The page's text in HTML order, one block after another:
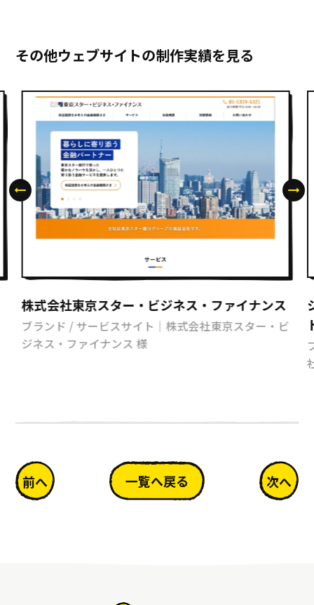
その他ウェブサイトの制作実績を見る
株式会社東京スター・ビジネス・ファイナンス
ブランド / サービスサイト｜株式会社東京スター・ビ
ジネス・ファイナンス 様
前へ 一覧へ戻る 次へ